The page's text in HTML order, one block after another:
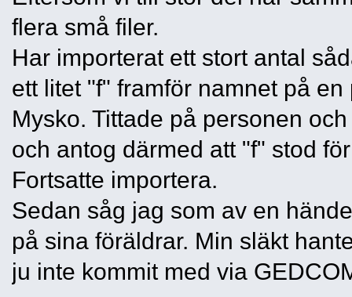
flera små filer.
Har importerat ett stort antal
ett litet "f" framför namnet på en
Mysko. Tittade på personen
och antog därmed att "f" stod
Fortsatte importera.
Sedan såg jag som av en
på sina föräldrar. Min släkt
ju inte kommit med via